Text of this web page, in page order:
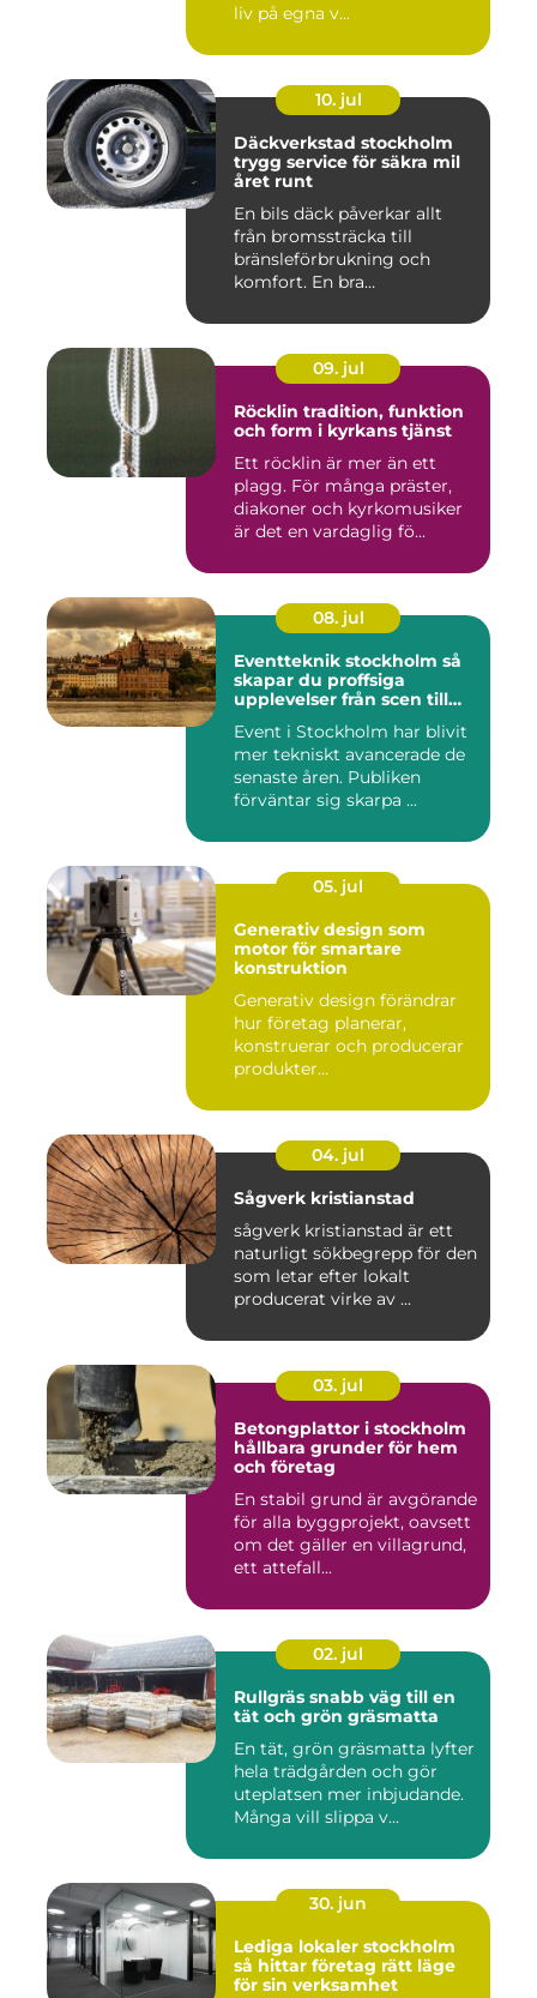
liv på egna v...
10. jul
Däckverkstad stockholm
trygg service för säkra mil
året runt
En bils däck påverkar allt
från bromssträcka till
bränsleförbrukning och
komfort. En bra
09. jul
Röcklin tradition, funktion
och form i kyrkans tjänst
Ett röcklin är mer än ett
plagg. För många präster,
diakoner och kyrkomusiker
är det en vardaglig fö...
08. jul
Eventteknik stockholm så
skapar du proffsiga
upplevelser från scen till
Event i Stockholm har blivit
mer tekniskt avancerade de
senaste åren. Publiken
förväntar sig skarpa ...
05. jul
Generativ design som
motor för smartare
konstruktion
Generativ design förändrar
hur företag planerar,
konstruerar och producerar
produkter...
04. jul
Sågverk kristianstad
sågverk kristianstad är ett
naturligt sökbegrepp för den
som letar efter lokalt
producerat virke av ...
03. jul
Betongplattor i stockholm
hållbara grunder för hem
och företag
En stabil grund är avgörande
för alla byggprojekt, oavsett
om det gäller en villagrund,
ett attefall...
02. jul
Rullgräs snabb väg till en
tät och grön gräsmatta
En tät, grön gräsmatta lyfter
hela trädgården och gör
uteplatsen mer inbjudande.
Många vill slippa v...
30. jun
Lediga lokaler stockholm
så hittar företag rätt läge
för sin verksamhet